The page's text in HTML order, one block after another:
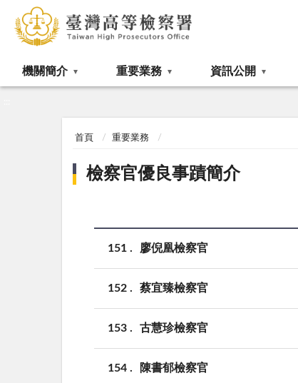
機關簡介 重要業務 資訊公開
首頁 重要業務
檢察官優良事蹟簡介
151 廖倪凰檢察官
152 蔡宜臻檢察官
153 古慧珍檢察官
154 陳書郁檢察官